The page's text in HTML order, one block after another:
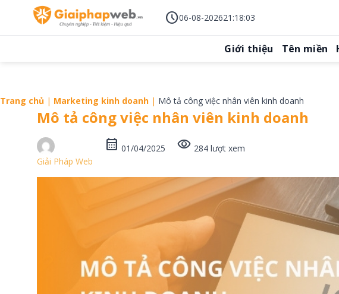
schedule06-08-202621 :18:04
Giới thiệu Tên miền
Trang chủ | Marketing kinh doanh | Mô tả công việc nhân viên kinh doanh
Mô tả công việc nhân viên kinh doanh
Giải Pháp Web
calendar_month 01/04/2025 visibility 284 lượt xem